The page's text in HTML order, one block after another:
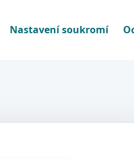
Nastavení soukromí